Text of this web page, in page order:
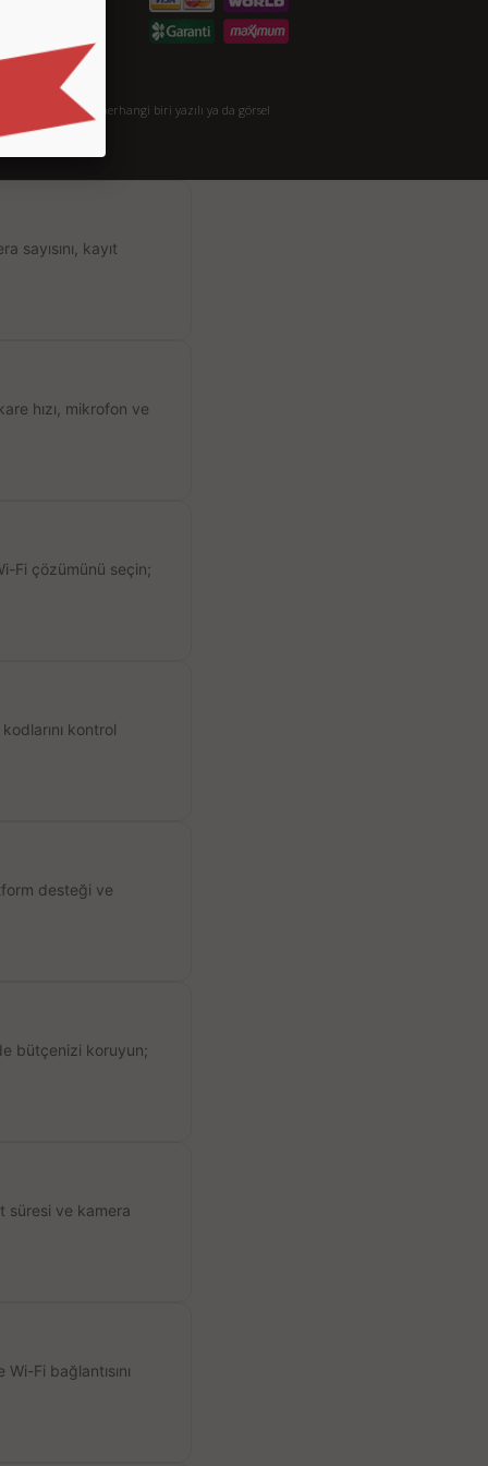
veya herhangi biri yazılı ya da görsel
kayıt
hızı, mikrofon ve
Fi çözümünü seçin;
kontrol
desteği ve
bütçenizi koruyun;
süresi ve kamera
Fi bağlantısını